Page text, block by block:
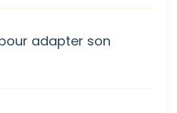
adapter son